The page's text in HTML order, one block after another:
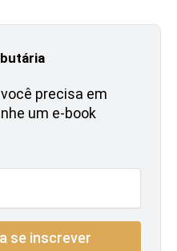
precisa em
um e-book